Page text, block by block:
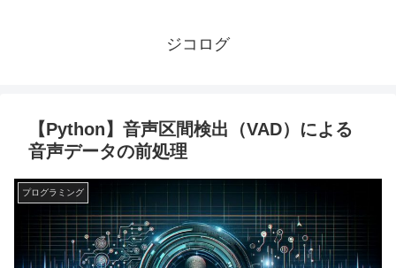
ジコログ
【Python】音声区間検出（VAD）による
音声データの前処理
プログラミング